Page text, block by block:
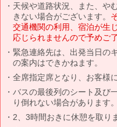
天候や道路状況、また、や
きない場合がございます。
交通機関の利用、宿泊が生
応じられませんので予めご
緊急連絡先は、出発当日の
の案内はできかねます。
全席指定席となり、お客様
バスの最後列のシート及び
り倒れない場合があります。
2、3時間おきに休憩を取り